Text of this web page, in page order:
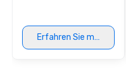
Erfahren Sie mehr